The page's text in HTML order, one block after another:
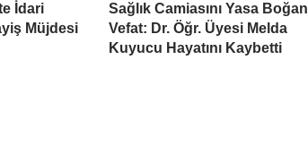
İdari
Müjdesi
Sağlık Camiasını Yasa Boğan
Vefat: Dr. Öğr. Üyesi Melda
Kuyucu Hayatını Kaybetti